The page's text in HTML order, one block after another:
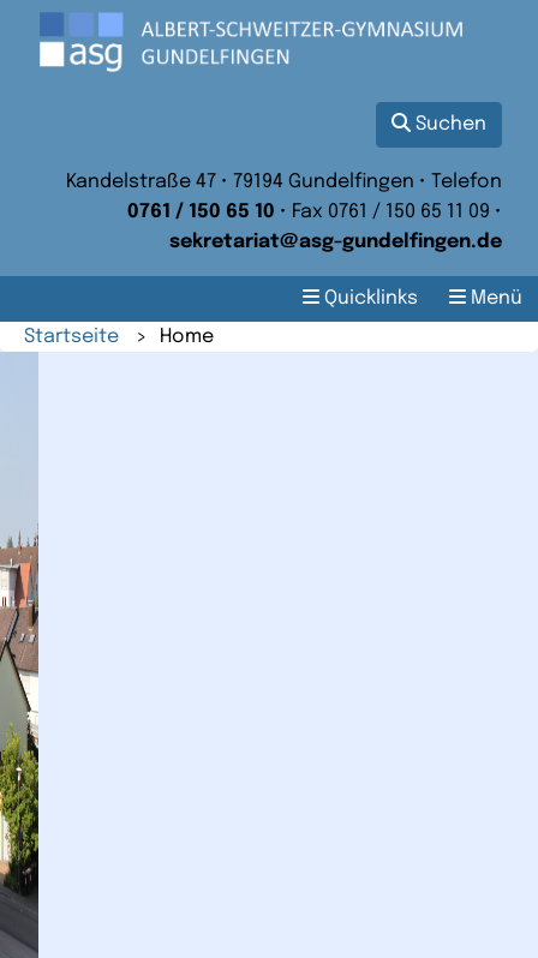
Suchen
Kandelstraße 47 • 79194 Gundelfingen • Telefon
0761 / 150 65 10 • Fax 0761 / 150 65 11 09 •
sekretariat@asg-gundelfingen.de
Menü
Quicklinks
Startseite
> Home